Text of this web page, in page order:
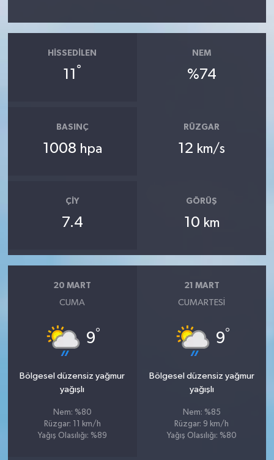
HISSEDILEN
11 °
NEM
%74
BASINÇ
1008 hpa
RÜZGAR
12 km/s
ÇIY
7.4
GÖRÜŞ
10 km
20 MART
CUMA
9°
Bölgesel düzensiz yağmur
yağışlı
Nem: %80
Rüzgar: 11 km/h
Yağış Olasılığı: %89
21 MART
CUMARTESI
9°
Bölgesel düzensiz yağmur
yağışlı
Nem: %85
Rüzgar: 9 km/h
Yağış Olasılığı: %80